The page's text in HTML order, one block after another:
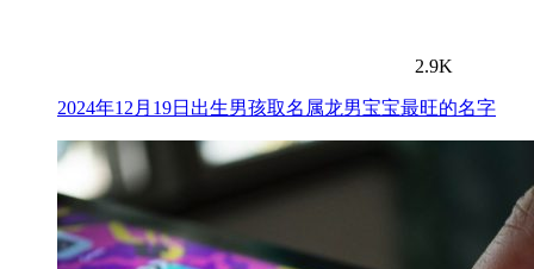
2.9K
2024年12月19日出生男孩取名属龙男宝宝最旺的名字